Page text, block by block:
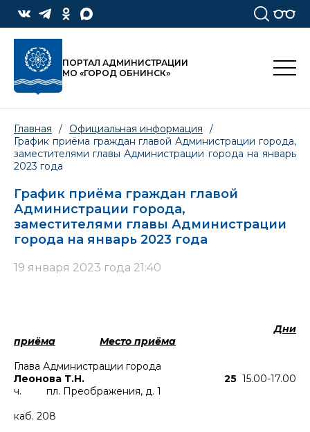
ПОРТАЛ АДМИНИСТРАЦИИ
МО «ГОРОД ОБНИНСК»
Главная / Официальная информация
/
График приёма граждан главой Администрации города,
заместителями главы Администрации города на январь
2023 года
График приёма граждан главой
Администрации города,
заместителями главы Администрации
города на январь 2023 года
19 января 2023 года 21:40
Дни
приёма
Место приёма
Глава Администрации города
Леонова Т.Н. 2515.00-17.00
ч. пл. Преображения, д. 1
каб. 208